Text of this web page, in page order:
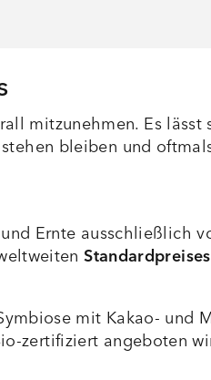
mitzunehmen. Es
bleiben und
Ernte ausschließlich
Standardpreises
mit Kakao- und
zertifiziert angeboten